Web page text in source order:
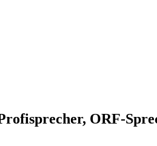
ORF-